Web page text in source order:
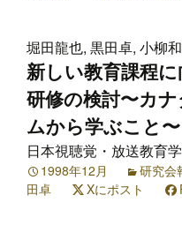
堀田龍也, 黒田卓, 小柳
新しい教育課程
研修の検討〜カ
ムから学ぶこと〜
日本視聴覚・放送教育
1998年12月 研究会
田卓
Xにポスト